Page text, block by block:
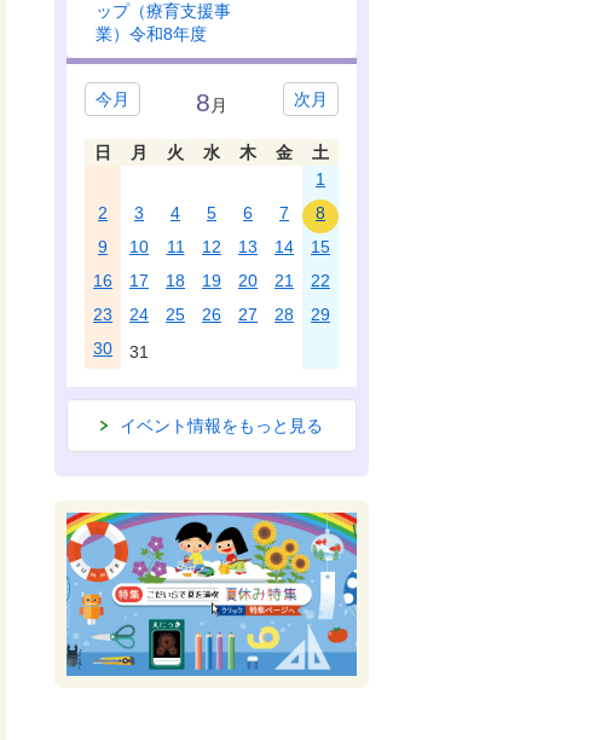
ップ（療育支援事
業）令和8年度
今月 次月
8 月
日 月 火 水 木 金
土
1
2
3 4 5 6 7
8
9
10 11 12 13 14
15
16
17 18 19 20 21
22
23
24 25 26 27 28
29
30
31
イベント情報をもっと見る